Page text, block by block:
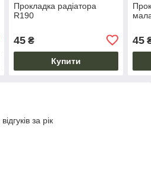
Прокладка радіатора
R190
45₴
Купити
45
за рік